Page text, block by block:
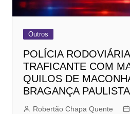
Outros
POLÍCIA
TRAFICANTE COM
QUILOS DE
BRAGANÇA PAULISTA
Robertão Chapa Quente